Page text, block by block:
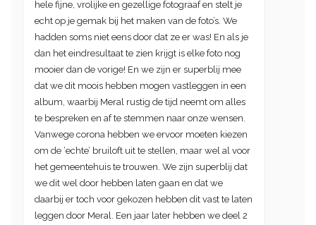
hele fijne, vrolijke en gezellige fotograaf en stelt je
echt op je gemak bij het maken van de foto’s. We
hadden soms niet eens door dat ze er was! En als je
dan het eindresultaat te zien krijgt is elke foto nog
mooier dan de vorige! En we zijn er superblij mee
dat we dit moois hebben mogen vastleggen in een
album, waarbij Meral rustig de tijd neemt om alles
te bespreken en af te stemmen naar onze wensen.
Vanwege corona hebben we ervoor moeten kiezen
om de ‘echte’ bruiloft uit te stellen, maar wel al voor
het gemeentehuis te trouwen. We zijn superblij dat
we dit wel door hebben laten gaan en dat we
daarbij er toch voor gekozen hebben dit vast te laten
leggen door Meral. Een jaar later hebben we deel 2